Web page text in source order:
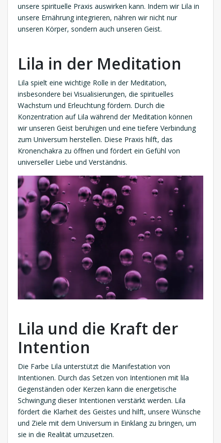
unsere spirituelle Praxis auswirken kann. Indem wir Lila in
unsere Ernährung integrieren, nähren wir nicht nur
unseren Körper, sondern auch unseren Geist.
Lila in der Meditation
Lila spielt eine wichtige Rolle in der Meditation,
insbesondere bei Visualisierungen, die spirituelles
Wachstum und Erleuchtung fördern. Durch die
Konzentration auf Lila während der Meditation können
wir unseren Geist beruhigen und eine tiefere Verbindung
zum Universum herstellen. Diese Praxis hilft, das
Kronenchakra zu öffnen und fördert ein Gefühl von
universeller Liebe und Verständnis.
Lila und die Kraft der
Intention
Die Farbe Lila unterstützt die Manifestation von
Intentionen. Durch das Setzen von Intentionen mit lila
Gegenständen oder Kerzen kann die energetische
Schwingung dieser Intentionen verstärkt werden. Lila
fördert die Klarheit des Geistes und hilft, unsere Wünsche
und Ziele mit dem Universum in Einklang zu bringen, um
sie in die Realität umzusetzen.